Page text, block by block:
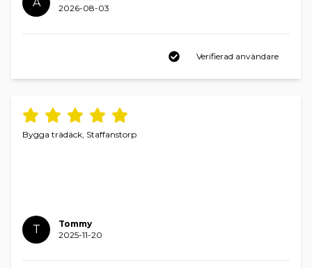
byggnadsställningar och transporter upp till 7 ton,
vilket gör oss flexibla och effektiva i våra projekt.
Vi samarbetar med en elektriker, en rörmokare
2026-08-03
Verifierad användare
Bygga trädäck, Staffanstorp
T
Tommy
2025-11-20